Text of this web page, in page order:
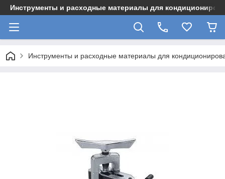
Инструменты и расходные материалы для
Инструменты и расходные материалы для